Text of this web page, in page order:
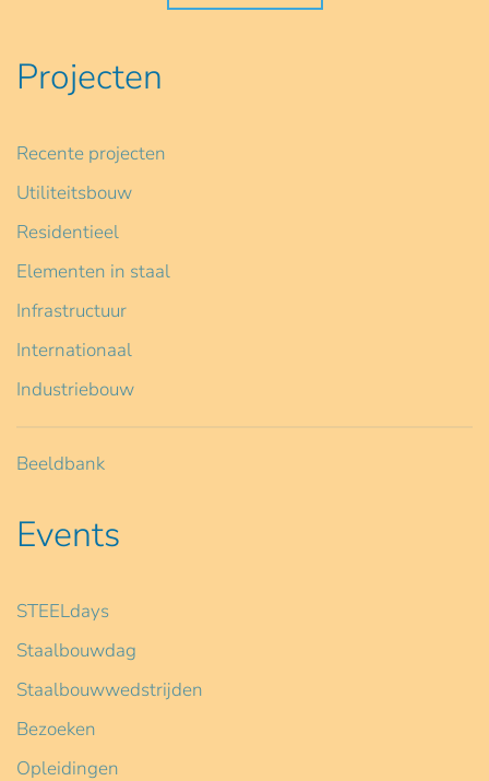
Projecten
Recente projecten
Utiliteitsbouw
Residentieel
Elementen in staal
Infrastructuur
Internationaal
Industriebouw
Beeldbank
Events
STEELdays
Staalbouwdag
Staalbouwwedstrijden
Bezoeken
Opleidingen